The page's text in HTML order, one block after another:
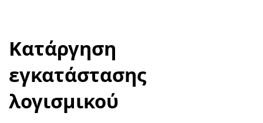
Κατάργηση
εγκατάστασης
λογισμικού